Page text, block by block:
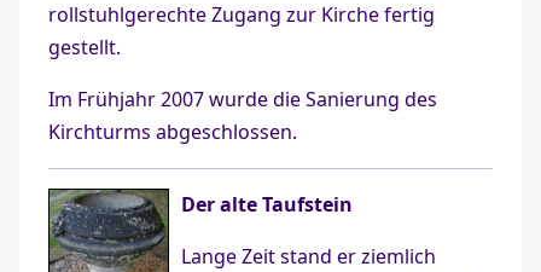
rollstuhlgerechte Zugang zur Kirche fertig
gestellt.
Im Frühjahr 2007 wurde die Sanierung des
Kirchturms abgeschlossen.
Der alte Taufstein
Lange Zeit stand er ziemlich